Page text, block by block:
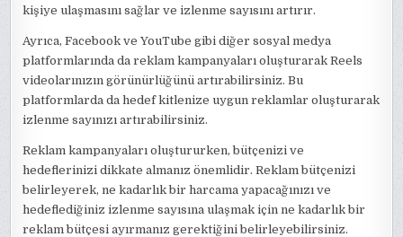
kişiye ulaşmasını sağlar ve izlenme sayısını artırır.
Ayrıca, Facebook ve YouTube gibi diğer sosyal medya
platformlarında da reklam kampanyaları oluşturarak Reels
videolarınızın görünürlüğünü artırabilirsiniz. Bu
platformlarda da hedef kitlenize uygun reklamlar oluşturarak
izlenme sayınızı artırabilirsiniz.
Reklam kampanyaları oluştururken, bütçenizi ve
hedeflerinizi dikkate almanız önemlidir. Reklam bütçenizi
belirleyerek, ne kadarlık bir harcama yapacağınızı ve
hedeflediğiniz izlenme sayısına ulaşmak için ne kadarlık bir
reklam bütçesi ayırmanız gerektiğini belirleyebilirsiniz.